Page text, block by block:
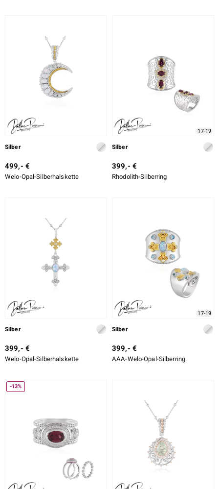
Silber
499,- €
Welo-Opal-Silberhalskette
17-19
Silber
399,- €
Rhodolith-Silberring
Silber
399,- €
Welo-Opal-Silberhalskette
17-19
Silber
399,- €
AAA-Welo-Opal-Silberring
-13%